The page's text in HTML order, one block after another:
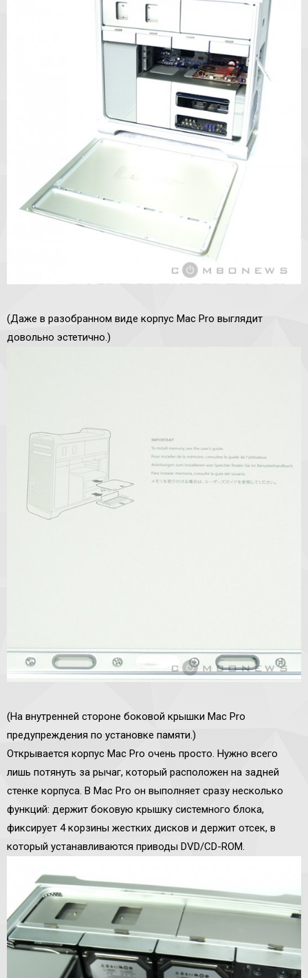
(Даже в разобранном виде корпус Mac Pro выглядит
довольно эстетично.)
(На внутренней стороне боковой крышки Mac Pro
предупреждения по установке памяти.)
Открывается корпус Mac Pro очень просто. Нужно всего
лишь потянуть за рычаг, который расположен на задней
стенке корпуса. В Mac Pro он выполняет сразу несколько
функций: держит боковую крышку системного блока,
фиксирует 4 корзины жестких дисков и держит отсек, в
который устанавливаются приводы DVD/CD-ROM.